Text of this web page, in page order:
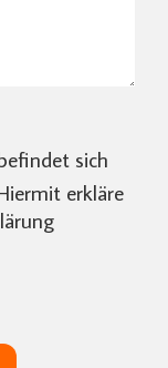
sich
erkläre